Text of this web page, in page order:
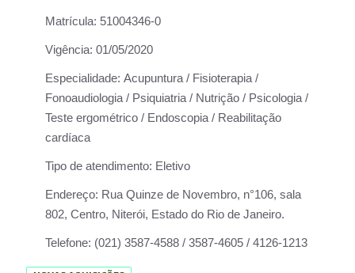
Matrícula: 51004346-0
Vigência: 01/05/2020
Especialidade: Acupuntura / Fisioterapia /
Fonoaudiologia / Psiquiatria / Nutrição / Psicologia /
Teste ergométrico / Endoscopia / Reabilitação
cardíaca
Tipo de atendimento: Eletivo
Endereço: Rua Quinze de Novembro, n°106, sala
802, Centro, Niterói, Estado do Rio de Janeiro.
Telefone: (021) 3587-4588 / 3587-4605 / 4126-1213